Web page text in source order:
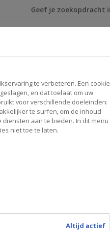
Ik ben op zoek naar
bedrijfte verbeteren. Een cookie
en dat toelaat om uw
voor verschillende doeleinden:
te surfen, om de inhoud
aan te bieden. In dit menu
niet toe te laten.
Altijd actief